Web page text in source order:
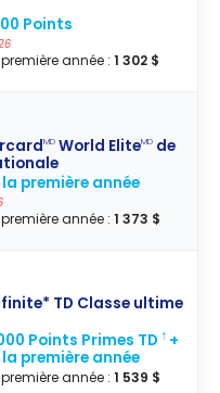
Points
année : 1 302 $
MD World EliteMD de
première année
année : 1 373 $
TD Classe ultime
Points Primes TD† +
première année
année : 1 539 $